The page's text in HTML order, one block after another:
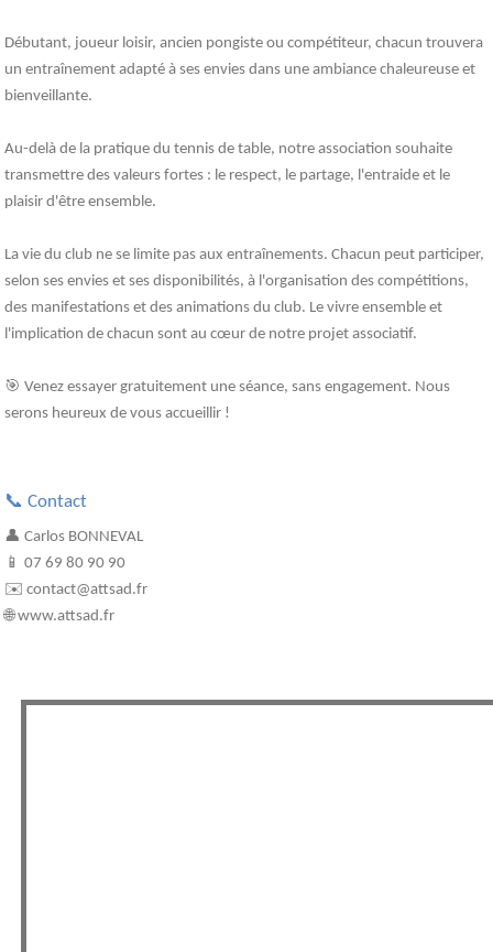
Débutant, joueur loisir, ancien pongiste ou compétiteur, chacun trouvera
un entraînement adapté à ses envies dans une ambiance chaleureuse et
bienveillante.
Au-delà de la pratique du tennis de table, notre association souhaite
transmettre des valeurs fortes : le respect, le partage, l'entraide et le
plaisir d'être ensemble.
La vie du club ne se limite pas aux entraînements. Chacun peut participer,
selon ses envies et ses disponibilités, à l'organisation des compétitions,
des manifestations et des animations du club. Le vivre ensemble et
l'implication de chacun sont au cœur de notre projet associatif.
🎯 Venez essayer gratuitement une séance, sans engagement. Nous
serons heureux de vous accueillir !
📞 Contact
👤 Carlos BONNEVAL
📱 07 69 80 90 90
✉️ contact@attsad.fr
🌐 www.attsad.fr